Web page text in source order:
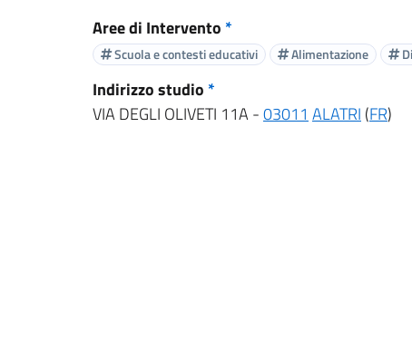
Aree di Intervento *
Scuola e contesti educativi Alimentazione
Indirizzo studio *
VIA DEGLI OLIVETI 11A -03011 ALATRI (FR)